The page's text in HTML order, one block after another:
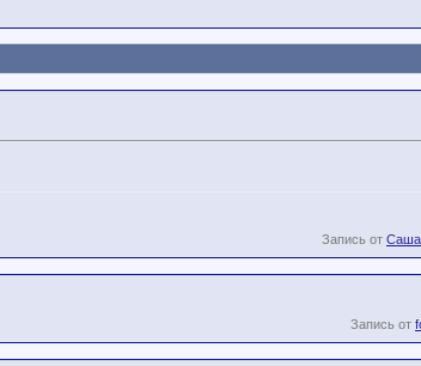
Запись от
Запись от